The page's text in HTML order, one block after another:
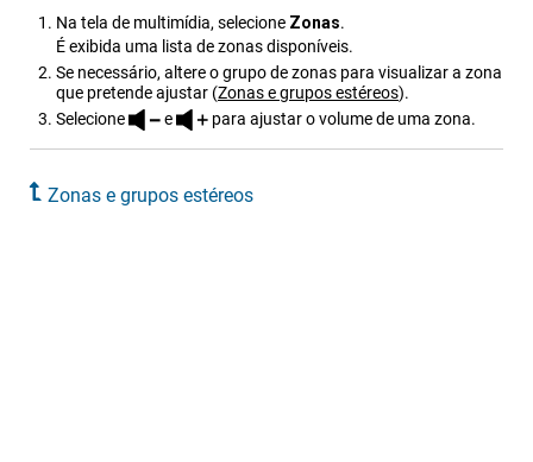
Na tela de multimídia, selecione Zonas.
É exibida uma lista de zonas disponíveis.
Se necessário, altere o grupo de zonas para visualizar a zona
que pretende ajustar (Zonas e grupos estéreos).
Selecione
e para ajustar o volume de uma zona.
Zonas e grupos estéreos